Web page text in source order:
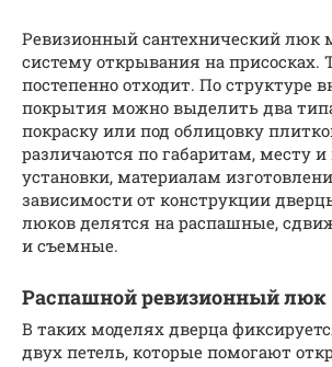
Ревизионный сантехнический люк
систему открывания на присосках.
постепенно отходит. По структуре
покрытия можно выделить два
покраску или под облицовку
различаются по габаритам, месту
установки, материалам
зависимости от конструкции
люков делятся на распашные,
и съемные.
Распашной ревизионный люк
В таких моделях дверца
двух петель, которые помогают